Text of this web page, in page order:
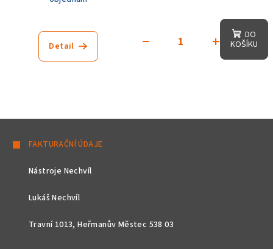
Detail +
−
DO
KOŠÍKU
FAKTURAČNÍ ÚDAJE
Nástroje Nechvíl
Lukáš Nechvíl
Travní 1013, Heřmanův Městec 538 03